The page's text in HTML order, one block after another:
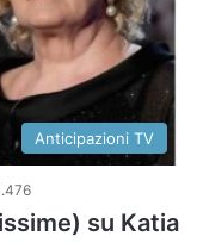
Anticipazioni TV
su Katia